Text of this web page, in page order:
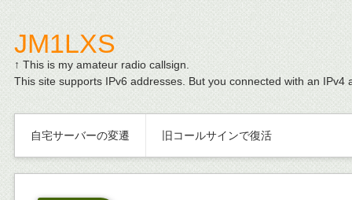
JM1LXS
↑ This is my amateur radio callsign.
This site supports IPv6 addresses. But you connected with an
自宅サーバーの変遷 旧コールサインで復活